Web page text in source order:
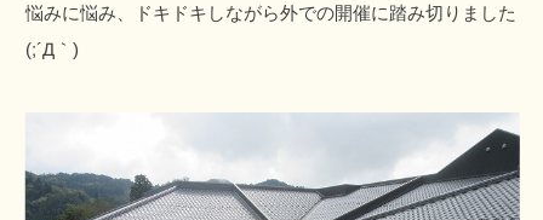
悩みに悩み、ドキドキしながら外での開催に踏み切りました
(;´Д｀)